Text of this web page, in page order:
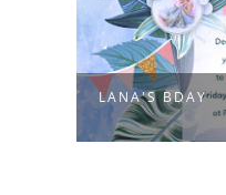
LANA'S BDAY